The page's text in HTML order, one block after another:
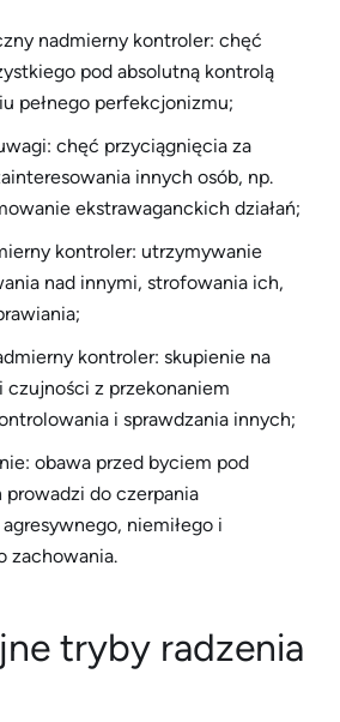
nadmierny kontroler: chęć
pod absolutną kontrolą
pełnego perfekcjonizmu;
chęć przyciągnięcia za
innych osób, np.
ekstrawaganckich działań;
kontroler: utrzymywanie
nad innymi, strofowania ich,
kontroler: skupienie na
czujności z przekonaniem
i sprawdzania innych;
obawa przed byciem pod
do czerpania
niemiłego i
zachowania.
tryby radzenia